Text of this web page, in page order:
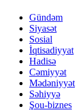
Gündəm
Siyasət
Sosial
İqtisadiyyat
Hadisə
Cəmiyyət
Mədəniyyət
Səhiyyə
Şou-biznes